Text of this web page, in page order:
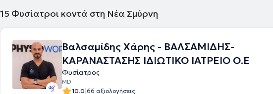
15 Φυσίατροι κοντά στη Νέα Σμύρνη
Βαλσαμίδης Χάρης - ΒΑΛΣΑΜΙΔΗΣ-
ΚΑΡΑΝΑΣΤΑΣΗΣ ΙΔΙΩΤΙΚΟ ΙΑΤΡΕΙΟ Ο.Ε
Φυσίατρος
MD
10.0|66 αξιολογήσεις